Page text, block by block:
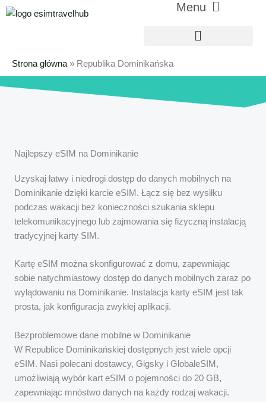
Przejdź
Menu
Menu
Strona główna » Republika Dominikańska
Najlepszy eSIM na Dominikanie
Uzyskaj łatwy i niedrogi dostęp do danych mobilnych na
Dominikanie dzięki karcie eSIM. Łącz się bez wysiłku
podczas wakacji bez konieczności szukania sklepu
telekomunikacyjnego lub zajmowania się fizyczną instalacją
tradycyjnej karty SIM.
Kartę eSIM można skonfigurować z domu, zapewniając
sobie natychmiastowy dostęp do danych mobilnych zaraz po
wylądowaniu na Dominikanie. Instalacja karty eSIM jest tak
prosta, jak konfiguracja zwykłej aplikacji.
Bezproblemowe dane mobilne w Dominikanie
W Republice Dominikańskiej dostępnych jest wiele opcji
eSIM. Nasi polecani dostawcy, Gigsky i GlobaleSIM,
umożliwiają wybór kart eSIM o pojemności do 20 GB,
zapewniając mnóstwo danych na każdy rodzaj wakacji.